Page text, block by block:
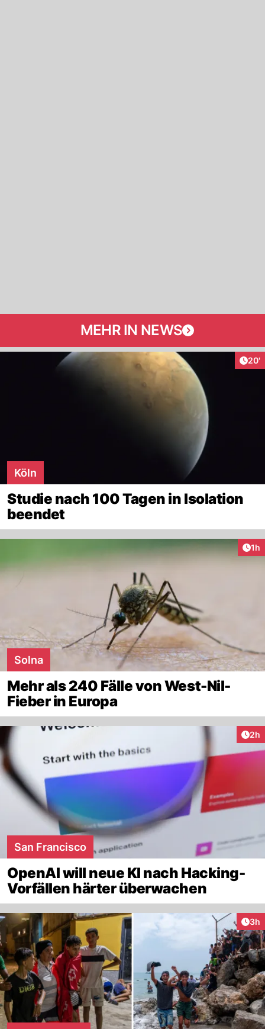
MEHR IN NEWS
20'
Köln
Studie nach 100 Tagen in Isolation
beendet
1h
Solna
Mehr als 240 Fälle von West-Nil-
Fieber in Europa
2h
San Francisco
OpenAI will neue KI nach Hacking-
Vorfällen härter überwachen
3h